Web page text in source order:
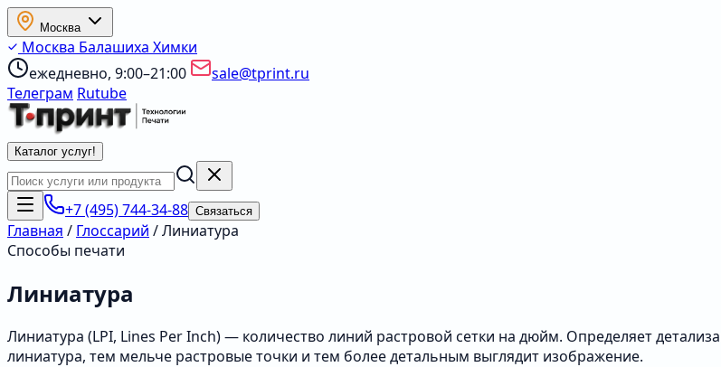
Москва
Москва Балашиха Химки
ежедневно, 9:00–21:00
sale@tprint.ru
Телеграм Rutube
Каталог услуг!
+7 (495) 744-34-88 Связаться
Главная / Глоссарий /Линиатура
Способы печати
Линиатура
Линиатура (LPI, Lines Per Inch) — количество линий растровой сетки на дюйм. Определяет
линиатура, тем мельче растровые точки и тем более детальным выглядит изображение.